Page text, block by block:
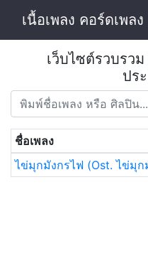
เนื้อเพลง คอร์ดเพลง
เว็บไซต์รวบรวม
ปร
ชื่อเพลง
ไข่มุกมังกรไฟ (Ost. ไข่มุก